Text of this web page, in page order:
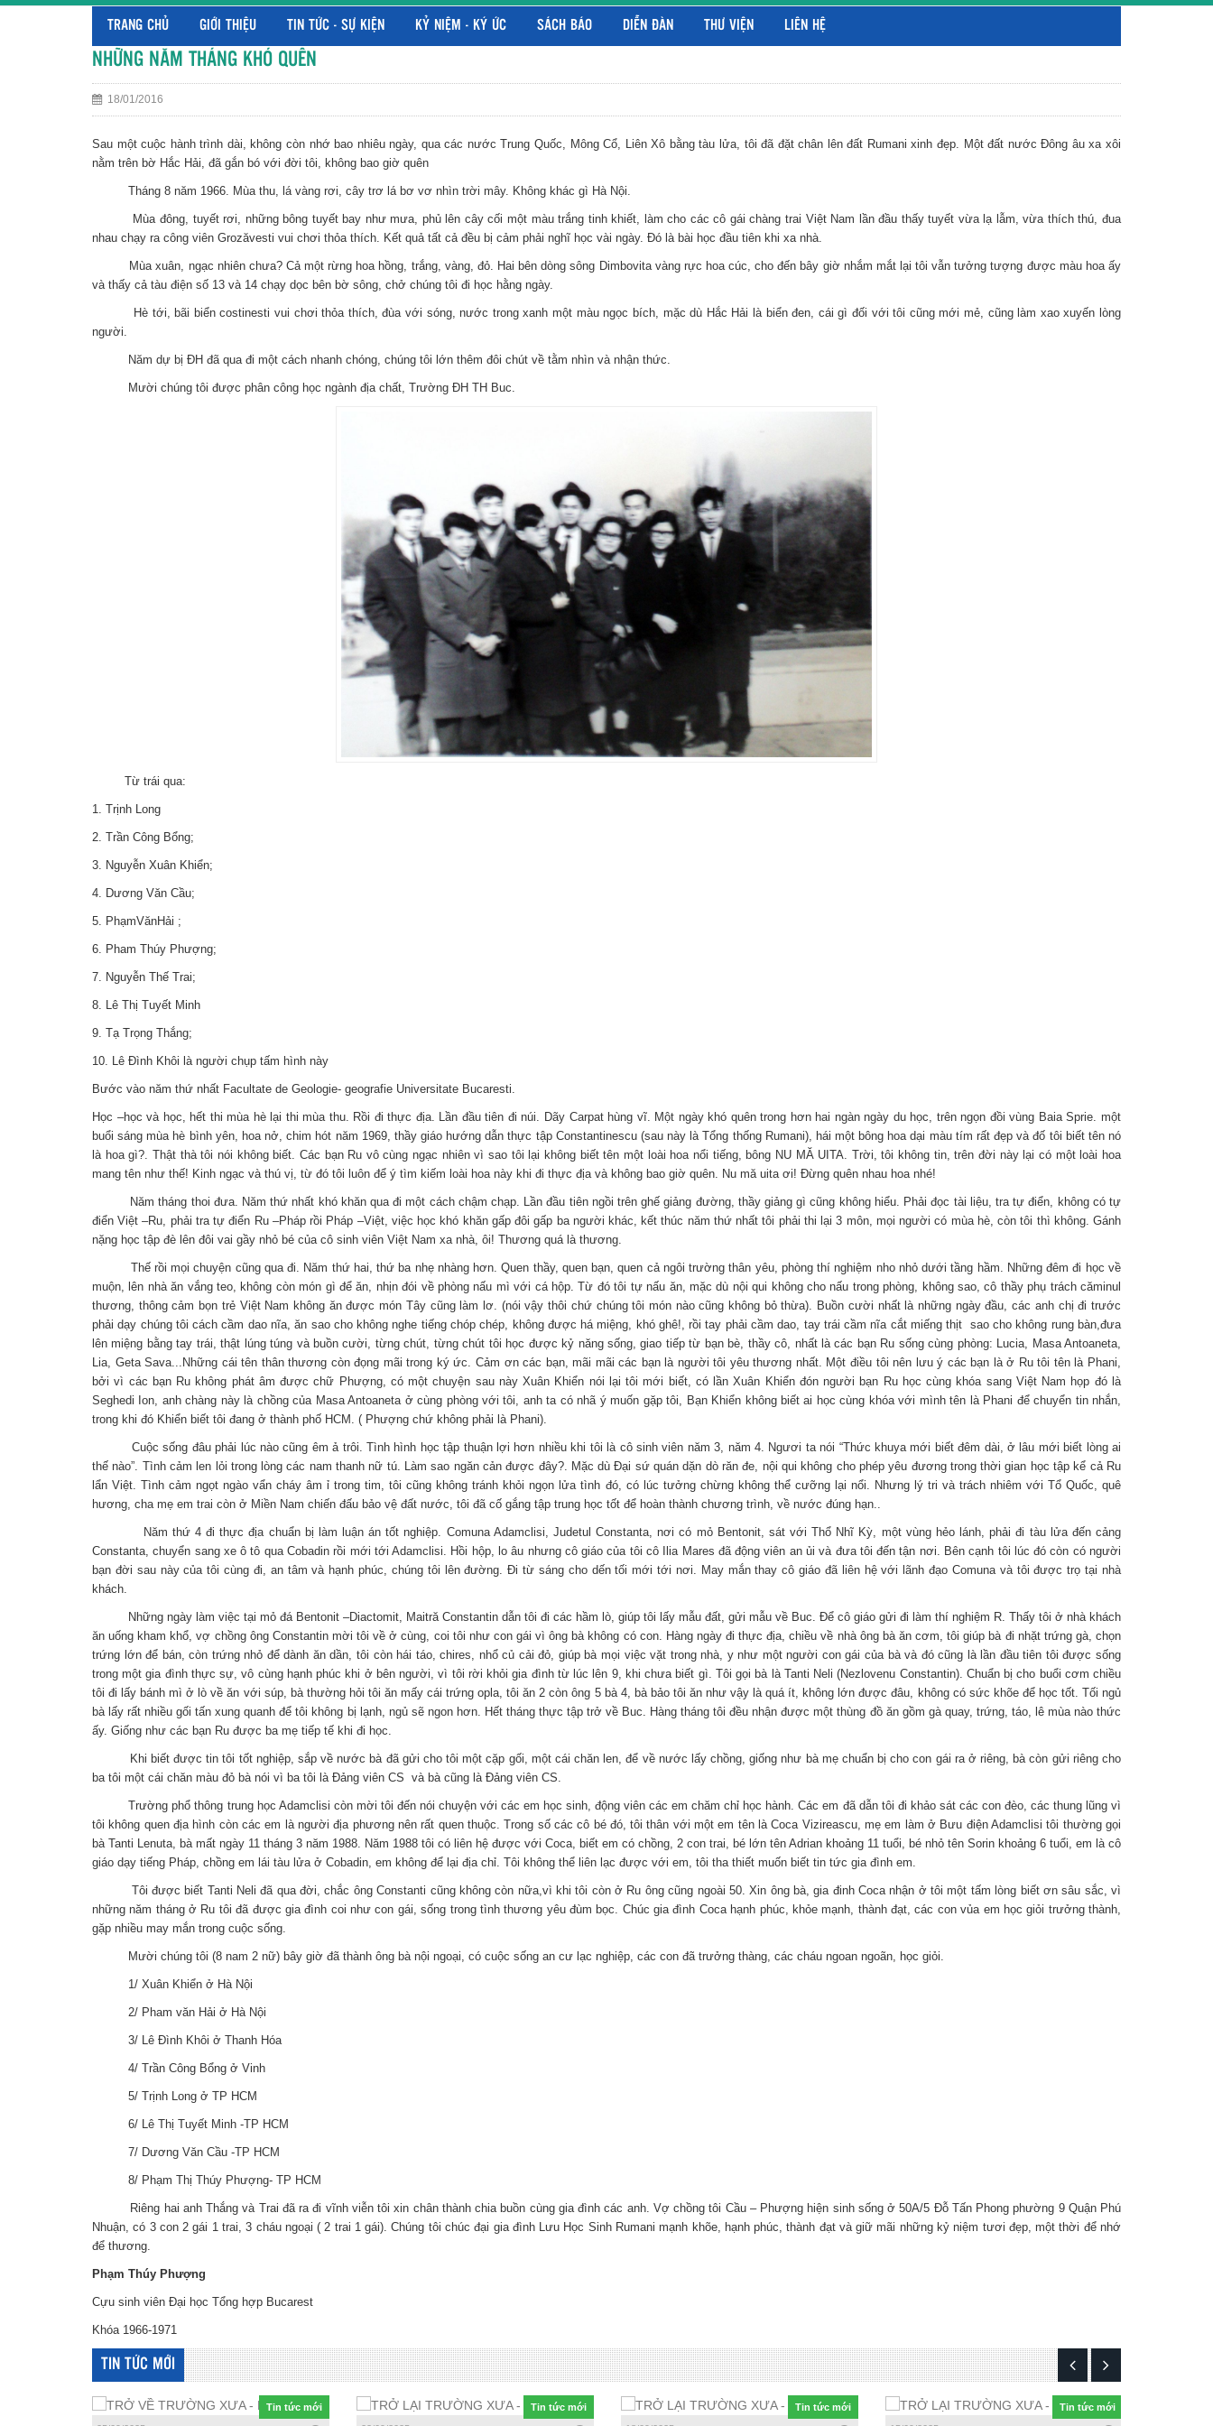
TRANG CHỦ GIỚI THIỆU TIN TỨC - SỰ KIỆN KỶ NIỆM - KÝ ỨC SÁCH BÁO DIỄN ĐÀN THƯ VIỆN LIÊN HỆ
NHỮNG NĂM THÁNG KHÓ QUÊN
18/01/2016
Sau một cuộc hành trình dài, không còn nhớ bao nhiêu ngày, qua các nước Trung Quốc, Mông Cổ, Liên Xô bằng tàu lửa, tôi đã đặt chân lên đất Rumani xinh đẹp. Một đất nước Đông âu xa xôi
nằm trên bờ Hắc Hải, đã gắn bó với đời tôi, không bao giờ quên
Tháng 8 năm 1966. Mùa thu, lá vàng rơi, cây trơ lá bơ vơ nhìn trời mây. Không khác gì Hà Nội.
Mùa đông, tuyết rơi, những bông tuyết bay như mưa, phủ lên cây cối một màu trắng tinh khiết, làm cho các cô gái chàng trai Việt Nam lần đầu thấy tuyết vừa lạ lẫm, vừa thích thú, đua
nhau chạy ra công viên Grozăvesti vui chơi thỏa thích. Kết quả tất cả đều bị cảm phải nghĩ học vài ngày. Đó là bài học đầu tiên khi xa nhà.
Mùa xuân, ngạc nhiên chưa? Cả một rừng hoa hồng, trắng, vàng, đỏ. Hai bên dòng sông Dimbovita vàng rực hoa cúc, cho đến bây giờ nhắm mắt lại tôi vẫn tưởng tượng được màu hoa ấy
và thấy cả tàu điện số 13 và 14 chạy dọc bên bờ sông, chở chúng tôi đi học hằng ngày.
Hè tới, bãi biển costinesti vui chơi thỏa thích, đùa với sóng, nước trong xanh một màu ngọc bích, mặc dù Hắc Hải là biển đen, cái gì đối với tôi cũng mới mẻ, cũng làm xao xuyến lòng
người.
Năm dự bị ĐH đã qua đi một cách nhanh chóng, chúng tôi lớn thêm đôi chút về tằm nhìn và nhận thức.
Mười chúng tôi được phân công học ngành địa chất, Trường ĐH TH Buc.
Từ trái qua:
1. Trịnh Long
2. Trần Công Bổng;
3. Nguyễn Xuân Khiển;
4. Dương Văn Cầu;
5. PhạmVănHải ;
6. Pham Thúy Phượng;
7. Nguyễn Thế Trai;
8. Lê Thị Tuyết Minh
9. Tạ Trọng Thắng;
10. Lê Đình Khôi là người chụp tấm hình này
Bước vào năm thứ nhất Facultate de Geologie- geografie Universitate Bucaresti.
Học –học và học, hết thi mùa hè lại thi mùa thu. Rồi đi thực địa. Lần đầu tiên đi núi. Dãy Carpat hùng vĩ. Một ngày khó quên trong hơn hai ngàn ngày du học, trên ngọn đồi vùng Baia Sprie. một
buổi sáng mùa hè bình yên, hoa nở, chim hót năm 1969, thầy giáo hướng dẫn thực tập Constantinescu (sau này là Tổng thống Rumani), hái một bông hoa dại màu tím rất đẹp và đố tôi biết tên nó
là hoa gì?. Thật thà tôi nói không biết. Các bạn Ru vô cùng ngạc nhiên vì sao tôi lại không biết tên một loài hoa nổi tiếng, bông NU MĂ UITA. Trời, tôi không tin, trên đời này lại có một loài hoa
mang tên như thế! Kinh ngạc và thú vị, từ đó tôi luôn để ý tìm kiếm loài hoa này khi đi thực địa và không bao giờ quên. Nu mă uita ơi! Đừng quên nhau hoa nhé!
Năm tháng thoi đưa. Năm thứ nhất khó khăn qua đi một cách chậm chạp. Lần đầu tiên ngồi trên ghế giảng đường, thầy giảng gì cũng không hiểu. Phải đọc tài liệu, tra tự điển, không có tự
điển Việt –Ru, phải tra tự điển Ru –Pháp rồi Pháp –Việt, việc học khó khăn gấp đôi gấp ba người khác, kết thúc năm thứ nhất tôi phải thi lại 3 môn, mọi người có mùa hè, còn tôi thì không. Gánh
nặng học tập đè lên đôi vai gầy nhỏ bé của cô sinh viên Việt Nam xa nhà, ôi! Thương quá là thương.
Thế rồi mọi chuyện cũng qua đi. Năm thứ hai, thứ ba nhẹ nhàng hơn. Quen thầy, quen bạn, quen cả ngôi trường thân yêu, phòng thí nghiệm nho nhỏ dưới tầng hầm. Những đêm đi học về
muộn, lên nhà ăn vắng teo, không còn món gì để ăn, nhịn đói về phòng nấu mì với cá hộp. Từ đó tôi tự nấu ăn, mặc dù nội qui không cho nấu trong phòng, không sao, cô thầy phụ trách căminul
thương, thông cảm bọn trẻ Việt Nam không ăn được món Tây cũng làm lơ. (nói vậy thôi chứ chúng tôi món nào cũng không bỏ thừa). Buồn cười nhất là những ngày đầu, các anh chị đi trước
phải dạy chúng tôi cách cầm dao nĩa, ăn sao cho không nghe tiếng chóp chép, không được há miệng, khó ghê!, rồi tay phải cầm dao, tay trái cầm nĩa cắt miếng thịt sao cho không rung bàn,đưa
lên miệng bằng tay trái, thật lúng túng và buồn cười, từng chút, từng chút tôi học được kỷ năng sống, giao tiếp từ bạn bè, thầy cô, nhất là các bạn Ru sống cùng phòng: Lucia, Masa Antoaneta,
Lia, Geta Sava...Những cái tên thân thương còn đọng mãi trong ký ức. Cảm ơn các bạn, mãi mãi các bạn là người tôi yêu thương nhất. Một điều tôi nên lưu ý các bạn là ở Ru tôi tên là Phani,
bởi vì các bạn Ru không phát âm được chữ Phượng, có một chuyện sau này Xuân Khiển nói lại tôi mới biết, có lần Xuân Khiển đón người bạn Ru học cùng khóa sang Việt Nam họp đó là
Seghedi Ion, anh chàng này là chồng của Masa Antoaneta ở cùng phòng với tôi, anh ta có nhã ý muốn gặp tôi, Bạn Khiển không biết ai học cùng khóa với mình tên là Phani để chuyển tin nhắn,
trong khi đó Khiển biết tôi đang ở thành phố HCM. ( Phượng chứ không phải là Phani).
Cuộc sống đâu phải lúc nào cũng êm ả trôi. Tình hình học tập thuận lợi hơn nhiều khi tôi là cô sinh viên năm 3, năm 4. Ngươi ta nói “Thức khuya mới biết đêm dài, ở lâu mới biết lòng ai
thế nào”. Tình cảm len lỏi trong lòng các nam thanh nữ tú. Làm sao ngăn cản được đây?. Mặc dù Đại sứ quán dặn dò răn đe, nội qui không cho phép yêu đương trong thời gian học tập kể cả Ru
lẩn Việt. Tình cảm ngọt ngào vẩn cháy âm ỉ trong tim, tôi cũng không tránh khỏi ngọn lửa tình đó, có lúc tưởng chừng không thể cưỡng lại nổi. Nhưng lý tri và trách nhiêm với Tổ Quốc, quê
hương, cha mẹ em trai còn ở Miền Nam chiến đấu bảo vệ đất nước, tôi đã cố gắng tập trung học tốt để hoàn thành chương trình, về nước đúng hạn..
Năm thứ 4 đi thực địa chuẩn bị làm luận án tốt nghiệp. Comuna Adamclisi, Judetul Constanta, nơi có mỏ Bentonit, sát với Thổ Nhĩ Kỳ, một vùng hẻo lánh, phải đi tàu lửa đến cảng
Constanta, chuyển sang xe ô tô qua Cobadin rồi mới tới Adamclisi. Hồi hộp, lo âu nhưng cô giáo của tôi cô Ilia Mares đã động viên an ủi và đưa tôi đến tận nơi. Bên cạnh tôi lúc đó còn có người
bạn đời sau này của tôi cùng đi, an tâm và hạnh phúc, chúng tôi lên đường. Đi từ sáng cho dến tối mới tới nơi. May mắn thay cô giáo đã liên hệ với lãnh đạo Comuna và tôi được trọ tại nhà
khách.
Những ngày làm việc tại mỏ đá Bentonit –Diactomit, Maitră Constantin dẫn tôi đi các hầm lò, giúp tôi lấy mẫu đất, gửi mẫu về Buc. Để cô giáo gửi đi làm thí nghiệm R. Thấy tôi ở nhà khách
ăn uống kham khổ, vợ chồng ông Constantin mời tôi về ở cùng, coi tôi như con gái vì ông bà không có con. Hàng ngày đi thực địa, chiều về nhà ông bà ăn cơm, tôi giúp bà đi nhặt trứng gà, chọn
trứng lớn để bán, còn trứng nhỏ để dành ăn dần, tôi còn hái táo, chires, nhổ củ cải đỏ, giúp bà mọi việc vặt trong nhà, y như một người con gái của bà và đó cũng là lần đầu tiên tôi được sống
trong một gia đình thực sự, vô cùng hạnh phúc khi ở bên người, vì tôi rời khỏi gia đình từ lúc lên 9, khi chưa biết gì. Tôi gọi bà là Tanti Neli (Nezlovenu Constantin). Chuẩn bị cho buổi cơm chiều
tôi đi lấy bánh mì ở lò về ăn với súp, bà thường hỏi tôi ăn mấy cái trứng opla, tôi ăn 2 còn ông 5 bà 4, bà bảo tôi ăn như vậy là quá ít, không lớn được đâu, không có sức khõe để học tốt. Tối ngủ
bà lấy rất nhiều gối tấn xung quanh để tôi không bị lạnh, ngủ sẽ ngon hơn. Hết tháng thực tập trở về Buc. Hàng tháng tôi đều nhận được một thùng đồ ăn gồm gà quay, trứng, táo, lê mùa nào thức
ấy. Giống như các bạn Ru được ba mẹ tiếp tế khi đi học.
Khi biết được tin tôi tốt nghiệp, sắp về nước bà đã gửi cho tôi một cặp gối, một cái chăn len, để về nước lấy chồng, giống như bà mẹ chuẩn bị cho con gái ra ở riêng, bà còn gửi riêng cho
ba tôi một cái chăn màu đỏ bà nói vì ba tôi là Đảng viên CS và bà cũng là Đảng viên CS.
Trường phổ thông trung học Adamclisi còn mời tôi đến nói chuyện với các em học sinh, động viên các em chăm chỉ học hành. Các em đã dẫn tôi đi khảo sát các con đèo, các thung lũng vì
tôi không quen địa hình còn các em là người địa phương nên rất quen thuộc. Trong số các cô bé đó, tôi thân với một em tên là Coca Vizireascu, mẹ em làm ở Bưu điện Adamclisi tôi thường gọi
bà Tanti Lenuta, bà mất ngày 11 tháng 3 năm 1988. Năm 1988 tôi có liên hệ được với Coca, biết em có chồng, 2 con trai, bé lớn tên Adrian khoảng 11 tuổi, bé nhỏ tên Sorin khoảng 6 tuổi, em là cô
giáo dạy tiếng Pháp, chồng em lái tàu lửa ở Cobadin, em không để lại địa chỉ. Tôi không thể liên lạc được với em, tôi tha thiết muốn biết tin tức gia đình em.
Tôi được biết Tanti Neli đã qua đời, chắc ông Constanti cũng không còn nữa,vì khi tôi còn ở Ru ông cũng ngoài 50. Xin ông bà, gia đinh Coca nhận ở tôi một tấm lòng biết ơn sâu sắc, vì
những năm tháng ở Ru tôi đã được gia đình coi như con gái, sống trong tình thương yêu đùm bọc. Chúc gia đình Coca hạnh phúc, khỏe mạnh, thành đạt, các con vủa em học giỏi trưởng thành,
gặp nhiều may mắn trong cuộc sống.
Mười chúng tôi (8 nam 2 nữ) bây giờ đã thành ông bà nội ngoại, có cuộc sống an cư lạc nghiệp, các con đã trưởng thàng, các cháu ngoan ngoãn, học giỏi.
1/ Xuân Khiển ở Hà Nội
2/ Pham văn Hải ở Hà Nội
3/ Lê Đình Khôi ở Thanh Hóa
4/ Trần Công Bổng ở Vinh
5/ Trịnh Long ở TP HCM
6/ Lê Thị Tuyết Minh -TP HCM
7/ Dương Văn Cầu -TP HCM
8/ Phạm Thị Thúy Phượng- TP HCM
Riêng hai anh Thắng và Trai đã ra đi vĩnh viễn tôi xin chân thành chia buồn cùng gia đình các anh. Vợ chồng tôi Cầu – Phượng hiện sinh sống ở 50A/5 Đỗ Tấn Phong phường 9 Quận Phú
Nhuận, có 3 con 2 gái 1 trai, 3 cháu ngoại ( 2 trai 1 gái). Chúng tôi chúc đại gia đình Lưu Học Sinh Rumani mạnh khõe, hạnh phúc, thành đạt và giữ mãi những kỷ niệm tươi đẹp, một thời để nhớ
để thương.
Phạm Thúy Phượng
Cựu sinh viên Đại học Tổng hợp Bucarest
Khóa 1966-1971
TIN TỨC MỚI
Tin tức mới
Tin tức mới
Tin tức mới
Tin tức mới